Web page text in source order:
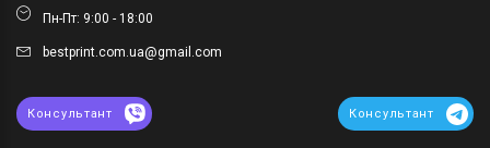
Пн-Пт: 9:00 - 18:00
bestprint.com.ua@gmail.com
Консультант Консультант